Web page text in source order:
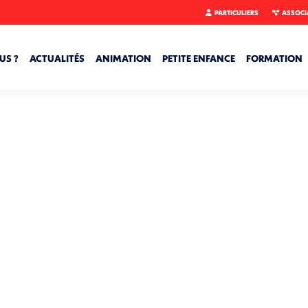
PARTICULIERS
? ACTUALITÉS ANIMATION PETITE ENFANCE FORMATION